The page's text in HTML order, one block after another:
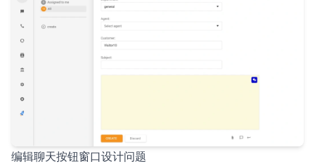
编辑聊天按钮窗口设计问题